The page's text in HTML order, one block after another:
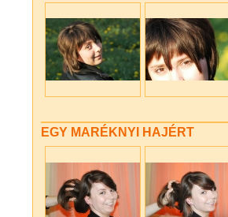
EGY MARÉKNYI HAJÉRT